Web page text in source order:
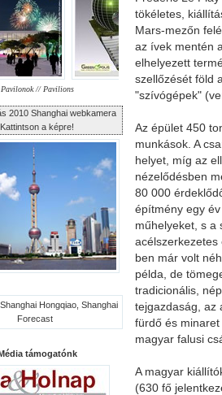
Pavilonok // Pavilions
2010 Shanghai webkamera
Kattintson a képre!
támogatónk
tökéletes,
Mars-mezőn
az ívek mentén
elhelyezett
szellőzését föld
"szívógépek"
Az épület 450
munkások. A
helyet, míg az
nézelődésben
80 000
építmény egy
műhelyeket, s a
ben már volt
példa, de
tradicionális,
tejgazdaság, az
fürdő és
magyar falusi
A magyar
(630 fő